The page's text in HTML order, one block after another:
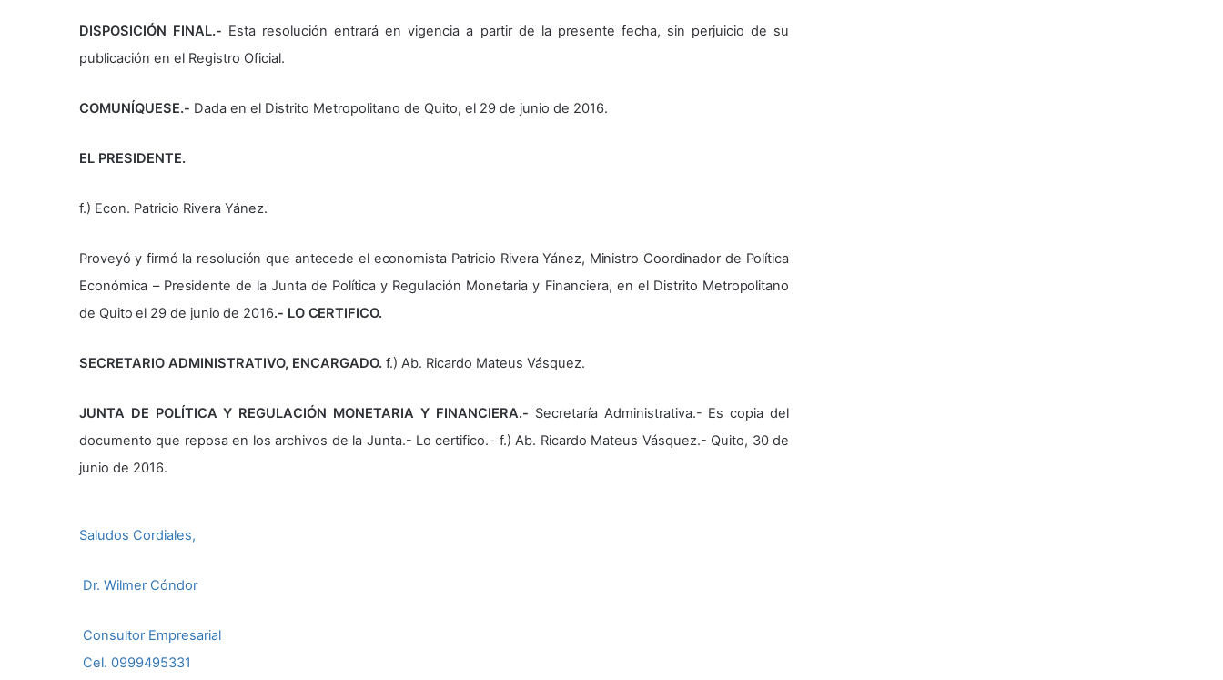
DISPOSICIÓN FINAL.- Esta resolución entrará en vigencia a partir de la presente fecha, sin perjuicio de su
publicación en el Registro Oficial.
COMUNÍQUESE.- Dada en el Distrito Metropolitano de Quito, el 29 de junio de 2016.
EL PRESIDENTE.
f.) Econ. Patricio Rivera Yánez.
Proveyó y firmó la resolución que antecede el economista Patricio Rivera Yánez, Ministro Coordinador de Política
Económica – Presidente de la Junta de Política y Regulación Monetaria y Financiera, en el Distrito Metropolitano
de Quito el 29 de junio de 2016.- LO CERTIFICO.
SECRETARIO ADMINISTRATIVO, ENCARGADO. f.) Ab. Ricardo Mateus Vásquez.
JUNTA DE POLÍTICA Y REGULACIÓN MONETARIA Y FINANCIERA.- Secretaría Administrativa.- Es copia del
documento que reposa en los archivos de la Junta.- Lo certifico.- f.) Ab. Ricardo Mateus Vásquez.- Quito, 30 de
junio de 2016.
Saludos Cordiales,
Dr. Wilmer Cóndor
Consultor Empresarial
Cel. 0999495331